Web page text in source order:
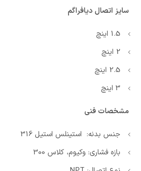
سایز اتصال دیافراگم
1.5 اینچ
2 اینچ
2.5 اینچ
3 اینچ
مشخصات فنی
جنس بدنه: استینلس استیل 316
بازه فشاری: وکیوم، کلاس 300